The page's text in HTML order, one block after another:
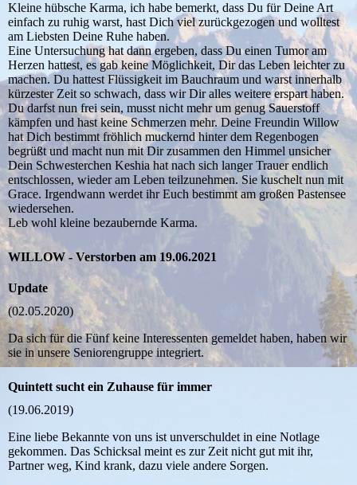
Kleine hübsche Karma, ich habe bemerkt, dass Du für Deine Art
einfach zu ruhig warst, hast Dich viel zurückgezogen und wolltest
am Liebsten Deine Ruhe haben.
Eine Untersuchung hat dann ergeben, dass Du einen Tumor am
Herzen hattest, es gab keine Möglichkeit, Dir das Leben leichter zu
machen. Du hattest Flüssigkeit im Bauchraum und warst innerhalb
kürzester Zeit so schwach, dass wir Dir alles weitere erspart haben.
Du darfst nun frei sein, musst nicht mehr um genug Sauerstoff
kämpfen und hast keine Schmerzen mehr. Deine Freundin Willow
hat Dich bestimmt fröhlich muckernd hinter dem Regenbogen
begrüßt und macht nun mit Dir zusammen den Himmel unsicher
Dein Schwesterchen Keshia hat nach sich langer Trauer endlich
entschlossen, wieder am Leben teilzunehmen. Sie kuschelt nun mit
Grace. Irgendwann werdet ihr Euch bestimmt am großen Pastensee
wiedersehen.
Leb wohl kleine bezaubernde Karma.
WILLOW - Verstorben am 19.06.2021
Update
(02.05.2020)
Da sich für die Fünf keine Interessenten gemeldet haben, haben wir
sie in unsere Seniorengruppe integriert.
Quintett sucht ein Zuhause für immer
(19.06.2019)
Eine liebe Bekannte von uns ist unverschuldet in eine Notlage
gekommen. Das Schicksal meint es zur Zeit nicht gut mit ihr,
Partner weg, Kind krank, dazu viele andere Sorgen.